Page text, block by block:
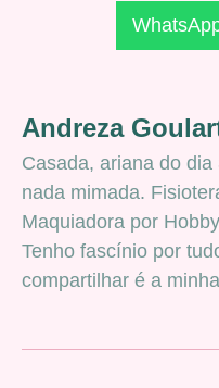
Andreza
Casada, ariana do
nada mimada.
Maquiadora por
Tenho fascínio por
compartilhar é a